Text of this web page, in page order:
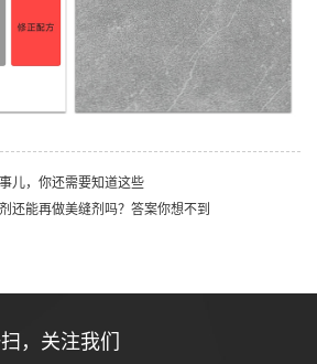
儿，你还需要知道这些
还能再做美缝剂吗？答案你想不到
，关注我们